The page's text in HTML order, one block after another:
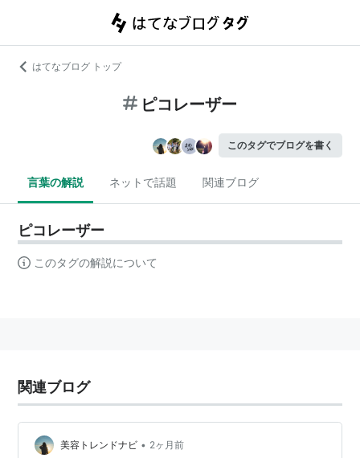
はてなブログ トップ
ピコレーザー
このタグでブログを書く
言葉の解説 ネットで話題 関連ブログ
ピコレーザー
このタグの解説について
関連ブログ
美容トレンドナビ • 2ヶ月前